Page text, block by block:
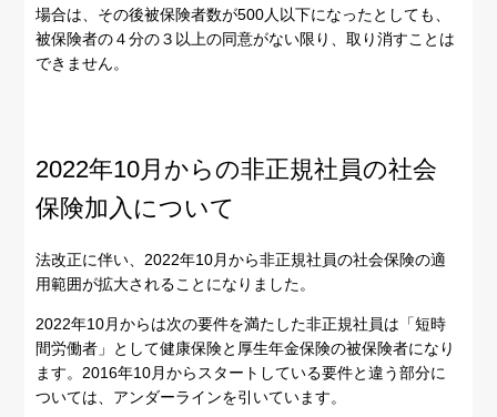
場合は、その後被保険者数が500人以下になったとしても、
被保険者の４分の３以上の同意がない限り、取り消すことは
できません。
2022年10月からの非正規社員の社会
保険加入について
法改正に伴い、2022年10月から非正規社員の社会保険の適
用範囲が拡大されることになりました。
2022年10月からは次の要件を満たした非正規社員は「短時
間労働者」として健康保険と厚生年金保険の被保険者になり
ます。2016年10月からスタートしている要件と違う部分に
ついては、アンダーラインを引いています。